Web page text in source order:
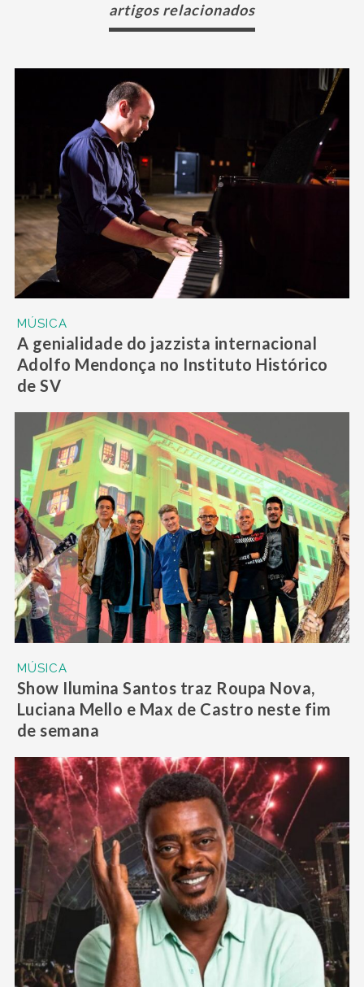
artigos relacionados
MÚSICA
A genialidade do jazzista internacional
Adolfo Mendonça no Instituto Histórico
de SV
MÚSICA
Show Ilumina Santos traz Roupa Nova,
Luciana Mello e Max de Castro neste fim
de semana